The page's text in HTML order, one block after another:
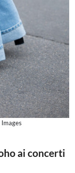
ai concerti